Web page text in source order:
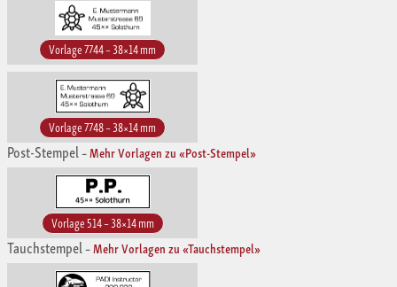
Vorlage 7744 – 38×14 mm
Vorlage 7748 – 38×14 mm
Post-Stempel–Mehr Vorlagen zu «Post-Stempel»
Vorlage 514 – 38×14 mm
Tauchstempel–Mehr Vorlagen zu «Tauchstempel»